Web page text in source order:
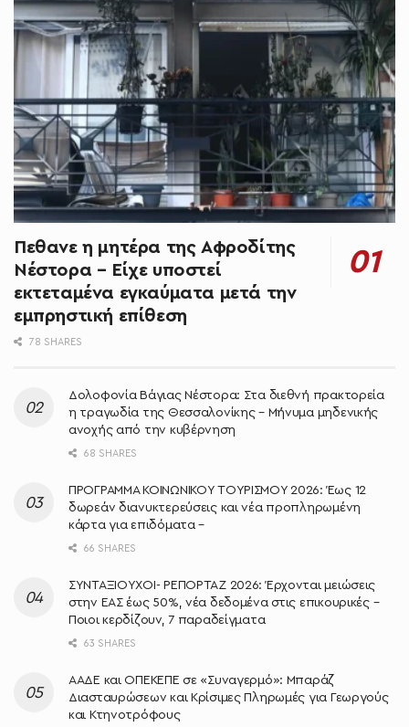
Πεθανε η μητέρα της Αφροδίτης
Νέστορα – Είχε υποστεί
εκτεταμένα εγκαύματα μετά την
εμπρηστική επίθεση
78 SHARES
Δολοφονία Βάγιας Νέστορα: Στα διεθνή πρακτορεία
η τραγωδία της Θεσσαλονίκης – Μήνυμα μηδενικής
ανοχής από την κυβέρνηση
68 SHARES
ΠΡΟΓΡΑΜΜΑ ΚΟΙΝΩΝΙΚΟΥ ΤΟΥΡΙΣΜΟΥ 2026: Έως 12
δωρεάν διανυκτερεύσεις και νέα προπληρωμένη
κάρτα για επιδόματα –
66 SHARES
ΣΥΝΤΑΞΙΟΥΧΟΙ- ΡΕΠΟΡΤΑΖ 2026: Έρχονται μειώσεις
στην ΕΑΣ έως 50%, νέα δεδομένα στις επικουρικές –
Ποιοι κερδίζουν, 7 παραδείγματα
63 SHARES
ΑΑΔΕ και ΟΠΕΚΕΠΕ σε «Συναγερμό»: Μπαράζ
Διασταυρώσεων και Κρίσιμες Πληρωμές για Γεωργούς
και Κτηνοτρόφους